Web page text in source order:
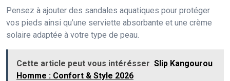
Pensez à ajouter des sandales aquatiques pour protéger
vos pieds ainsi qu’une serviette absorbante et une crème
solaire adaptée à votre type de peau.
Cette article peut vous intérésser Slip Kangourou
Homme : Confort & Style 2026